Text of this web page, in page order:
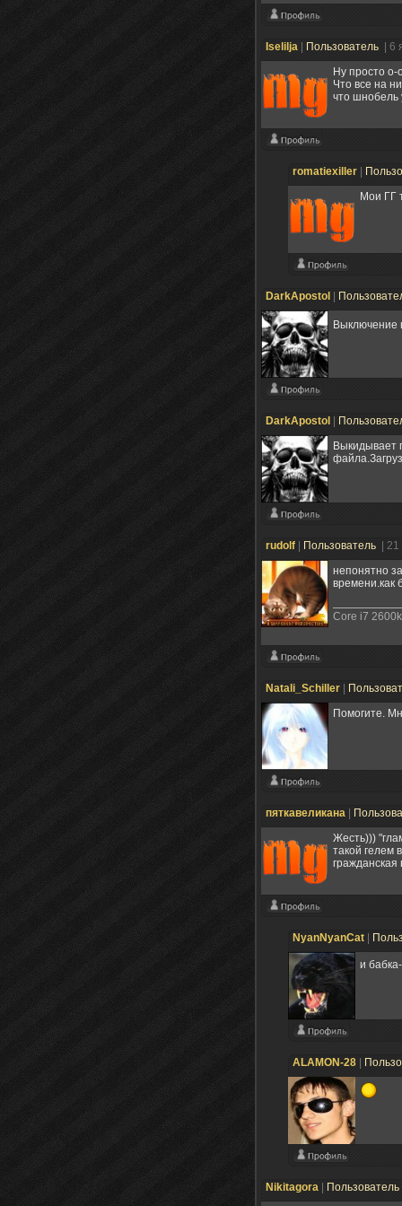
Iselilja Пользователь
| 6
Ну просто о-
Что все на
что шнобель
romatiexiller
Мои ГГ
DarkApostol
Выключение
DarkApostol
Выкидывает
rudolf Пользователь
|
непонятно
времени.как
Core i7
Natali_Schiller
Помогите.
пяткавеликана
Жесть)))
такой гелем
NyanNyanCat
и
ALAMON-28
Nikitagora
Пользователь